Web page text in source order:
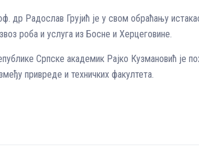
др Радослав Грујић је у свом обраћању
роба и услуга из Босне и Херцеговине.
Српске академик Рајко Кузмановић је
привреде и техничких факултета.